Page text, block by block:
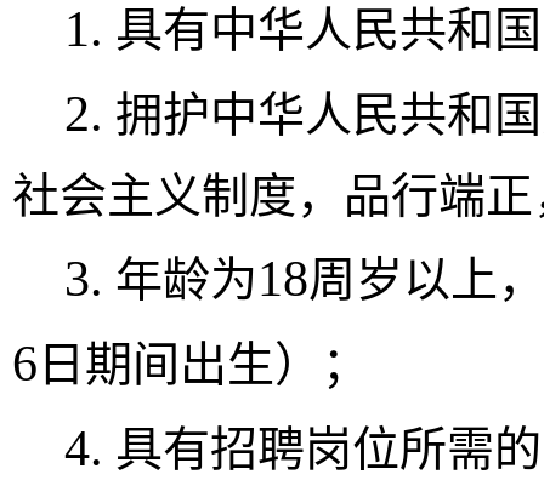
1. 具有中华人民共和
2. 拥护中华人民共和
社会主义制度，品行端
3. 年龄为18周岁以上，
6 日期间出生）；
4. 具有招聘岗位所需